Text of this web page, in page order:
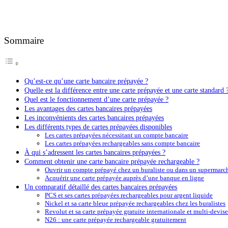
Sommaire
Qu’est-ce qu’une carte bancaire prépayée ?
Quelle est la différence entre une carte prépayée et une carte standard
Quel est le fonctionnement d’une carte prépayée ?
Les avantages des cartes bancaires prépayées
Les inconvénients des cartes bancaires prépayées
Les différents types de cartes prépayées disponibles
Les cartes prépayées nécessitant un compte bancaire
Les cartes prépayées rechargeables sans compte bancaire
À qui s’adressent les cartes bancaires prépayées ?
Comment obtenir une carte bancaire prépayée rechargeable ?
Ouvrir un compte prépayé chez un buraliste ou dans un
Acquérir une carte prépayée auprès d’une banque en ligne
Un comparatif détaillé des cartes bancaires prépayées
PCS et ses cartes prépayées rechargeables pour argent liquide
Nickel et sa carte bleue prépayée rechargeables chez les buralistes
Revolut et sa carte prépayée gratuite internationale et multi-
N26 : une carte prépayée rechargeable gratuitement